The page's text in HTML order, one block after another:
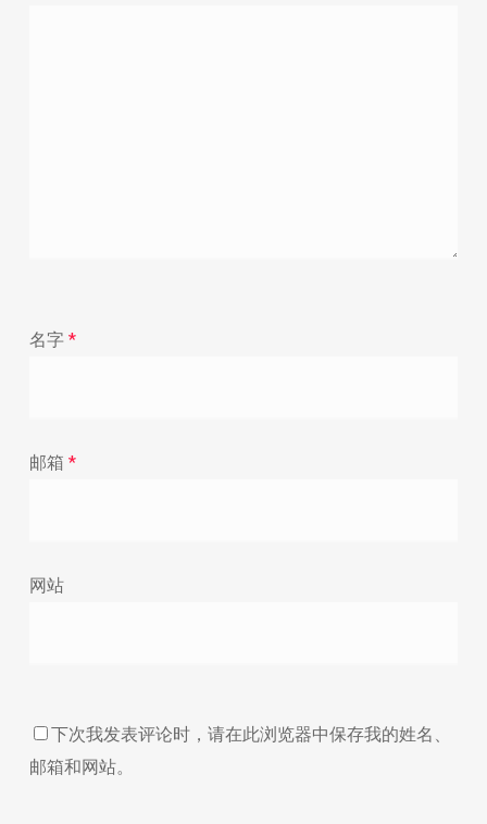
名字 *
邮箱 *
网站
下次我发表评论时，请在此浏览器中保存我的姓名、
邮箱和网站。